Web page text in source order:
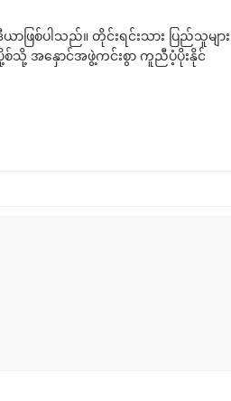
ြစ်ပါသည်။ တိုင်းရင်းသား ပြည်သူများ
ပို့စ်သို့ အနှောင်အဖွဲ့ကင်းစွာ ကူညီပံ့ပိုးနိုင်